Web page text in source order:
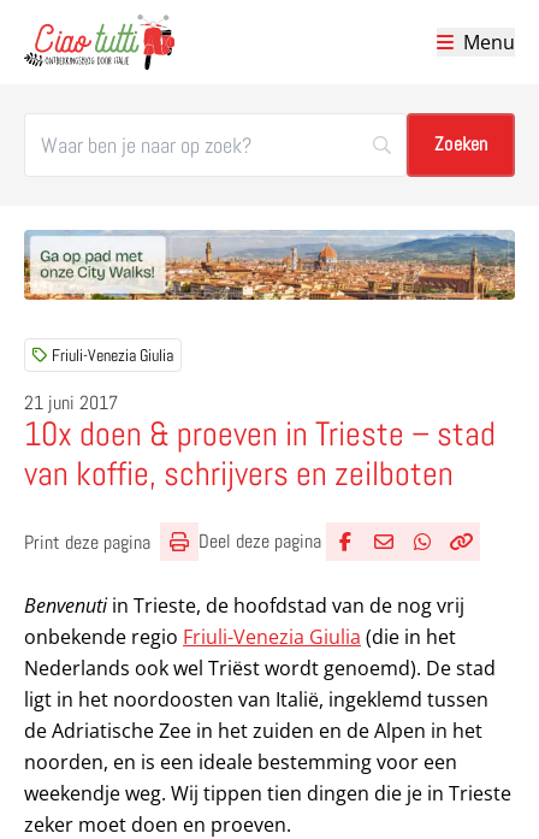
Menu
Friuli-Venezia Giulia
21 juni 2017
10x doen & proeven in Trieste – stad
van koffie, schrijvers en zeilboten
Print deze pagina Deel deze pagina
Benvenutiin Trieste, de hoofdstad van de nog vrij
onbekende regio Friuli-Venezia Giulia (die in het
Nederlands ook wel Triëst wordt genoemd). De stad
ligt in het noordoosten van Italië, ingeklemd tussen
de Adriatische Zee in het zuiden en de Alpen in het
noorden, en is een ideale bestemming voor een
weekendje weg. Wij tippen tien dingen die je in Trieste
zeker moet doen en proeven.